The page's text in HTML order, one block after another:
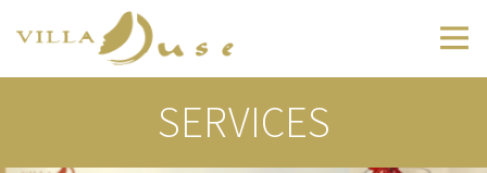
SERVICES
Privacy Policy
La informiamo, ai sensi dell'art. 10 della Legge
675/96 recante disposizioni a tutela delle persone e